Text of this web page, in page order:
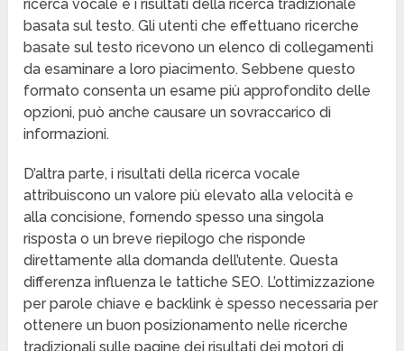
ricerca vocale e i risultati della ricerca tradizionale
basata sul testo. Gli utenti che effettuano ricerche
basate sul testo ricevono un elenco di collegamenti
da esaminare a loro piacimento. Sebbene questo
formato consenta un esame più approfondito delle
opzioni, può anche causare un sovraccarico di
informazioni.
D’altra parte, i risultati della ricerca vocale
attribuiscono un valore più elevato alla velocità e
alla concisione, fornendo spesso una singola
risposta o un breve riepilogo che risponde
direttamente alla domanda dell’utente. Questa
differenza influenza le tattiche SEO. L’ottimizzazione
per parole chiave e backlink è spesso necessaria per
ottenere un buon posizionamento nelle ricerche
tradizionali sulle pagine dei risultati dei motori di